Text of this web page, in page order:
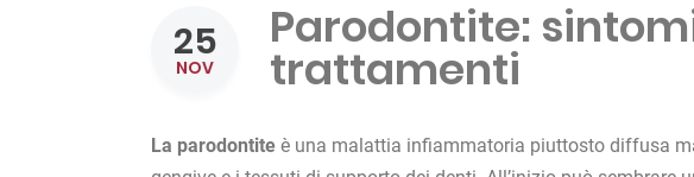
25
NOV
Parodontite:
trattamenti
La parodontite è una malattia infiammatoria piuttosto diffusa